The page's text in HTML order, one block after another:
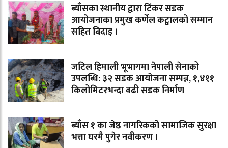
ब्याँसका स्थानीय द्वारा टिंकर सडक
आयोजनाका प्रमुख कर्णेल कट्वालको सम्मान
सहित बिदाइ ।
जटिल हिमाली भूभागमा नेपाली सेनाको
उपलब्धि: ३२ सडक आयोजना सम्पन्न, १,४११
किलोमिटरभन्दा बढी सडक निर्माण
ब्याँस १ का जेष्ठ नागरिकको सामाजिक सुरक्षा
भत्ता घरमै पुगेर नवीकरण ।